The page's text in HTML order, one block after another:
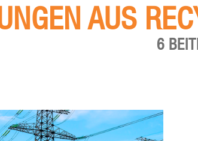
AUS
6